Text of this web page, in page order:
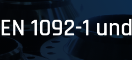
1092-1 und